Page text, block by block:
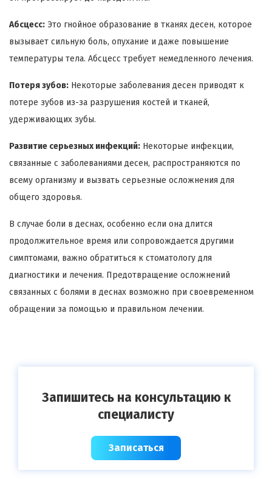
Абсцесс: Это гнойное образование в тканях десен, которое
вызывает сильную боль, опухание и даже повышение
температуры тела. Абсцесс требует немедленного лечения.
Потеря зубов: Некоторые заболевания десен приводят к
потере зубов из-за разрушения костей и тканей,
удерживающих зубы.
Развитие серьезных инфекций: Некоторые инфекции,
связанные с заболеваниями десен, распространяются по
всему организму и вызвать серьезные осложнения для
общего здоровья.
В случае боли в деснах, особенно если она длится
продолжительное время или сопровождается другими
симптомами, важно обратиться к стоматологу для
диагностики и лечения. Предотвращение осложнений
связанных с болями в деснах возможно при своевременном
обращении за помощью и правильном лечении.
Запишитесь на консультацию к
специалисту
Записаться